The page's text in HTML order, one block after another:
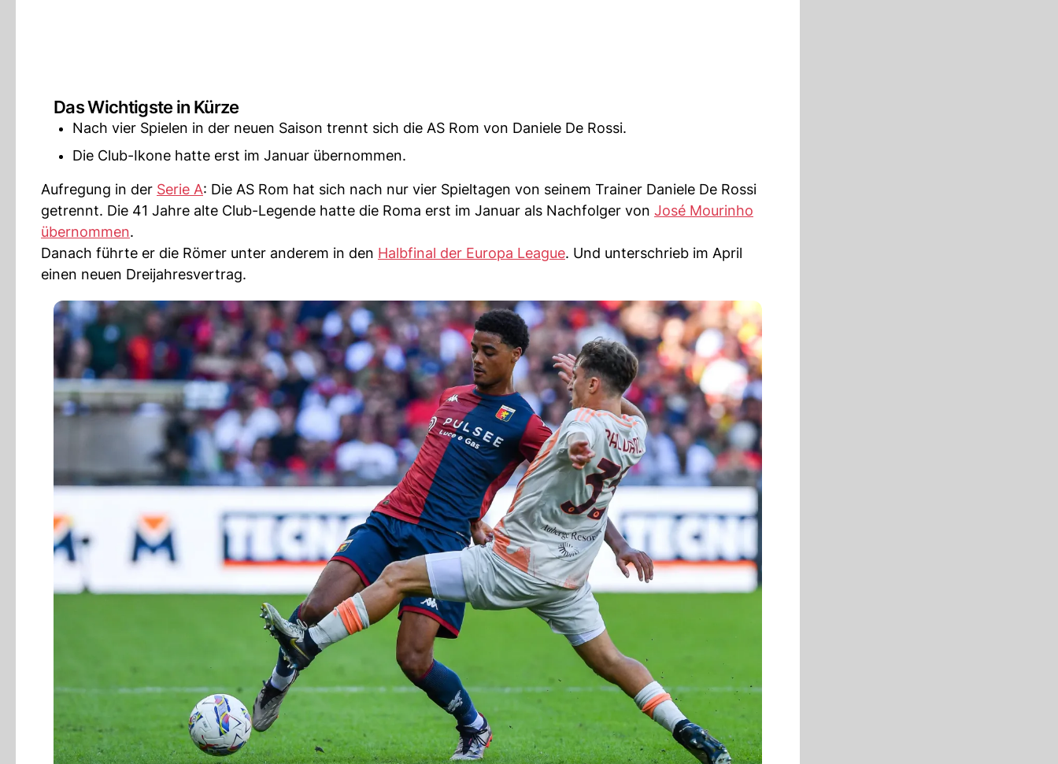
Das Wichtigste in Kürze
Nach vier Spielen in der neuen Saison trennt sich die AS Rom von Daniele De Rossi.
Die Club-Ikone hatte erst im Januar übernommen.
Aufregung in der Serie A: Die AS Rom hat sich nach nur vier Spieltagen von seinem Trainer Daniele De Rossi
getrennt. Die 41 Jahre alte Club-Legende hatte die Roma erst im Januar als Nachfolger von José Mourinho
übernommen.
Danach führte er die Römer unter anderem in den Halbfinal der Europa League. Und unterschrieb im April
einen neuen Dreijahresvertrag.